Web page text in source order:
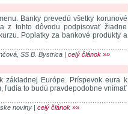
Banky prevedú všetky korunové
z tohto dôvodu podpisovať žiadne
Poplatky za bankové produkty a
SS B. Bystrica | celý článok »»
základnej Európe. Príspevok eura k
ľudia to budú pravdepodobne vnímať
noviny | celý článok »»